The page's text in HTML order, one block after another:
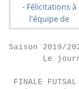
Saison 2019/
Le
FINALE FUTSAL